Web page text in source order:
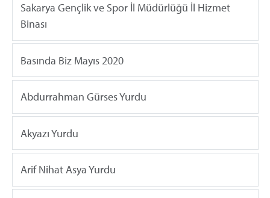
Sakarya Gençlik ve Spor İl Müdürlüğü İl Hizmet
Binası
Basında Biz Mayıs 2020
Abdurrahman Gürses Yurdu
Akyazı Yurdu
Arif Nihat Asya Yurdu